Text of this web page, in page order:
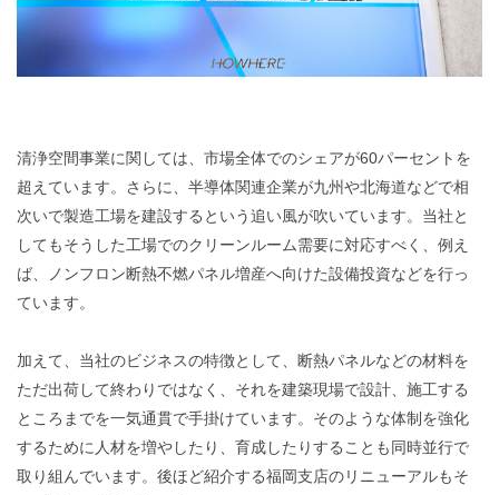
清浄空間事業に関しては、市場全体でのシェアが60パーセントを
超えています。さらに、半導体関連企業が九州や北海道などで相
次いで製造工場を建設するという追い風が吹いています。当社と
してもそうした工場でのクリーンルーム需要に対応すべく、例え
ば、ノンフロン断熱不燃パネル増産へ向けた設備投資などを行っ
ています。
加えて、当社のビジネスの特徴として、断熱パネルなどの材料を
ただ出荷して終わりではなく、それを建築現場で設計、施工する
ところまでを一気通貫で手掛けています。そのような体制を強化
するために人材を増やしたり、育成したりすることも同時並行で
取り組んでいます。後ほど紹介する福岡支店のリニューアルもそ